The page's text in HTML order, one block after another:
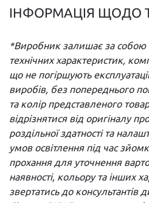
ІНФОРМАЦІЯ ЩОДО
*Виробник залишає за собою
технічних характеристик,
що не погіршують
виробів, без попереднього
та колір представленого
відрізнятися від оригіналу
роздільної здатності та
умов освітлення під час
прохання для уточнення
наявності, кольору та інших
звертатись до консультантів